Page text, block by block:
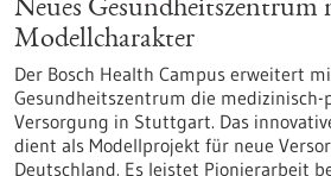
Neues Gesundheitszentrum
Modellcharakter
Der Bosch Health Campus erweitert
Gesundheitszentrum die medizinisch-
Versorgung in Stuttgart. Das
dient als Modellprojekt für neue
Deutschland. Es leistet Pionierarbeit